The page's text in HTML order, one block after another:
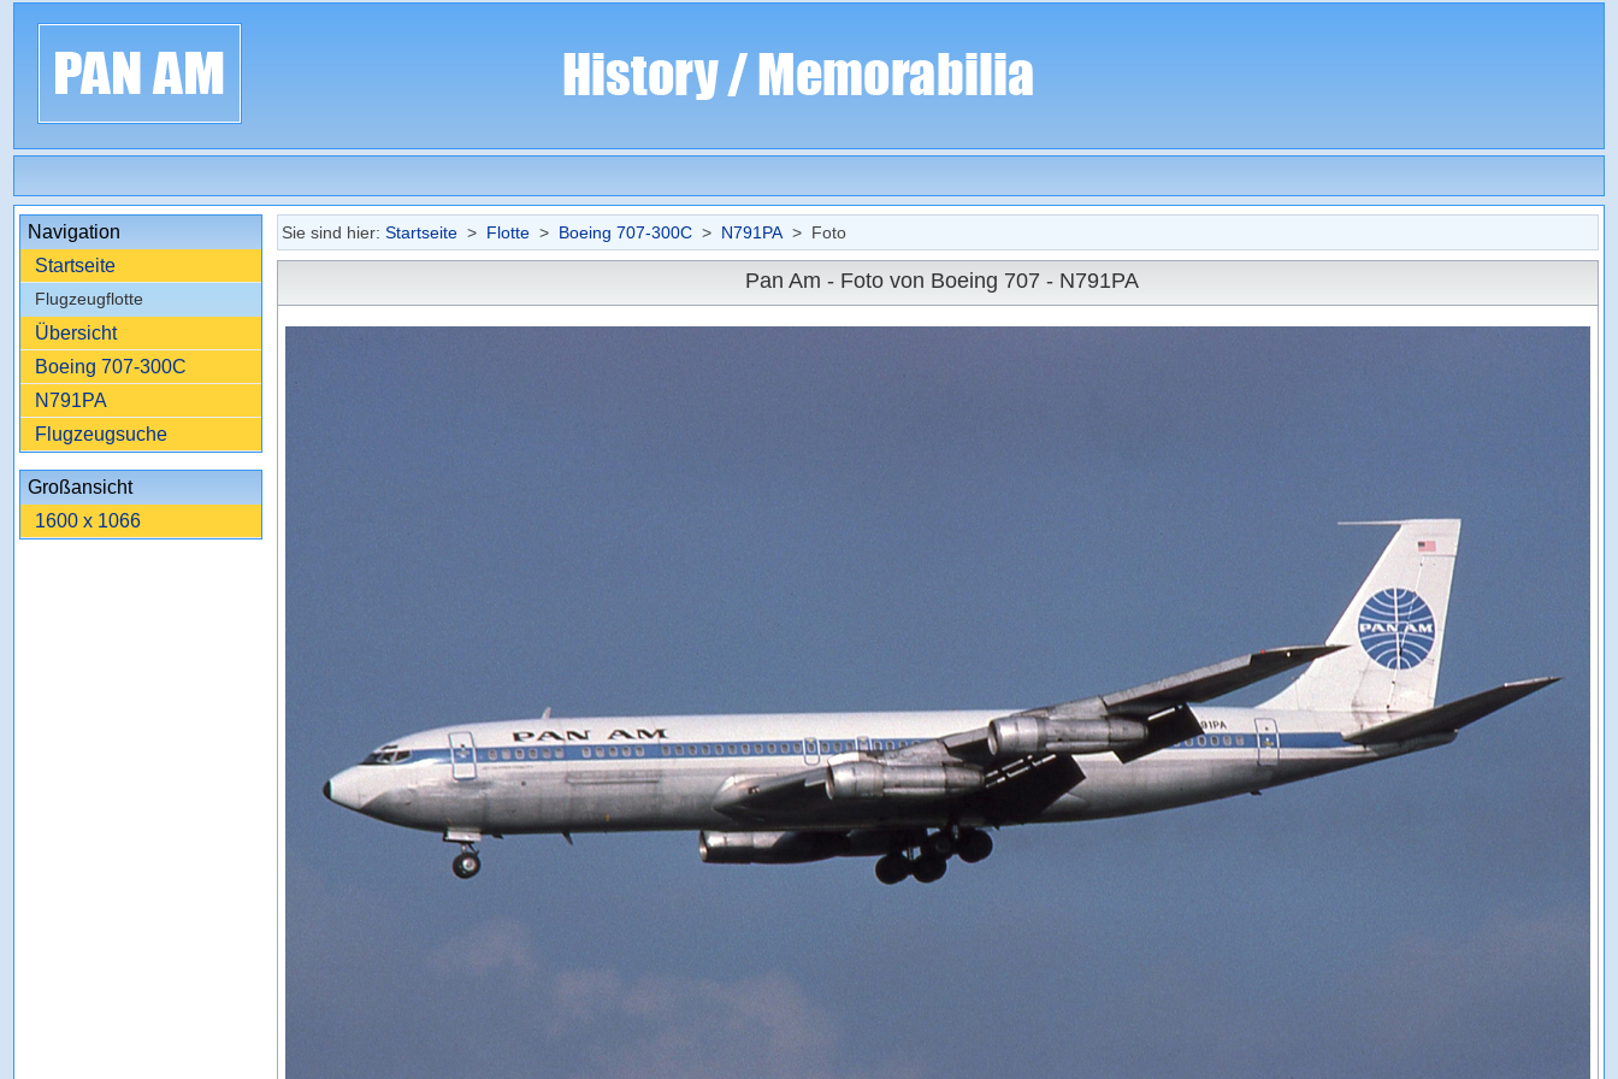
Navigation
Startseite
Flugzeugflotte
Übersicht
Boeing 707-300C
N791PA
Flugzeugsuche
Großansicht
1600 x 1066
Sie sind hier: Startseite > Flotte > Boeing 707-300C > N791PA > Foto
Pan Am - Foto von Boeing 707 - N791PA